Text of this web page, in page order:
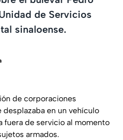
de Servicios
sinaloense.
de corporaciones
en un vehículo
fuera de servicio al momento
armados.